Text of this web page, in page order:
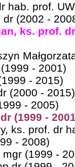
hab. prof.
dr (2002 -
ks. prof.
- 2001)
- 2015)
(2000 - 2015)
- 2005)
(1999 -
ks. prof. dr
- 2008)
mgr (1999 -